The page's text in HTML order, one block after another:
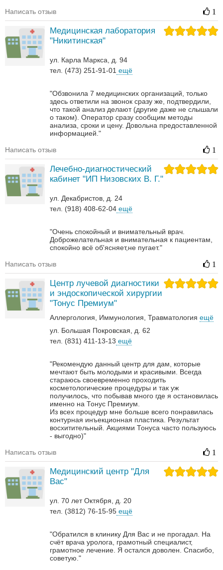
Написать отзыв 1
Медицинская лаборатория
"Никитинская"
ул. Карла Маркса, д. 94
тел. (473) 251-91-01 ещё
"Обзвонила 7 медицинских организаций, только
здесь ответили на звонок сразу же, подтвердили,
что такой анализ делают (другие даже не слышали
о таком). Оператор сразу сообщим методы
анализа, сроки и цену. Довольна предоставленной
информацией."
Написать отзыв 1
Лечебно-диагностический
кабинет "ИП Низовских В. Г."
ул. Декабристов, д. 24
тел. (918) 408-62-04 ещё
"Очень спокойный и внимательный врач.
Доброжелательная и внимательная к пациентам,
спокойно всё об'ясняет,не пугает."
Написать отзыв 1
Центр лучевой диагностики
и эндоскопической хирургии
"Тонус Премиум"
Аллергология Иммунология Травматология ещё
ул. Большая Покровская, д. 62
тел. (831) 411-13-13 ещё
"Рекомендую данный центр для дам, которые
мечтают быть молодыми и красивыми. Всегда
стараюсь своевременно проходить
косметологические процедуры и так уж
получилось, что побывав много где я остановилась
именно на Тонус Премиум.
Из всех процедур мне больше всего понравилась
контурная инъекционная пластика. Результат
восхитительный. Акциями Тонуса часто пользуюсь
- выгодно)"
Написать отзыв 1
Медицинский центр "Для
Вас"
ул. 70 лет Октября, д. 20
тел. (3812) 76-15-95 ещё
"Обратился в клинику Для Вас и не прогадал. На
счёт врача уролога, грамотный специалист,
грамотное лечение. Я остался доволен. Спасибо,
советую."